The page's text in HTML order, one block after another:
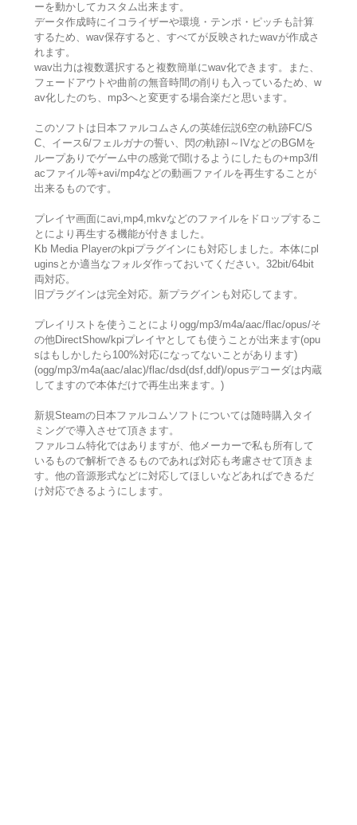
ーを動かしてカスタム出来ます。
データ作成時にイコライザーや環境・テンポ・ピッチも計算
するため、wav保存すると、すべてが反映されたwavが作成さ
れます。
wav出力は複数選択すると複数簡単にwav化できます。また、
フェードアウトや曲前の無音時間の削りも入っているため、w
av化したのち、mp3へと変更する場合楽だと思います。
このソフトは日本ファルコムさんの英雄伝説6空の軌跡FC/S
C、イース6/フェルガナの誓い、閃の軌跡I～IVなどのBGMを
ループありでゲーム中の感覚で聞けるようにしたもの+mp3/fl
acファイル等+avi/mp4などの動画ファイルを再生することが
出来るものです。
プレイヤ画面にavi,mp4,mkvなどのファイルをドロップするこ
とにより再生する機能が付きました。
Kb Media Playerのkpiプラグインにも対応しました。本体にpl
uginsとか適当なフォルダ作っておいてください。32bit/64bit
両対応。
旧プラグインは完全対応。新プラグインも対応してます。
プレイリストを使うことによりogg/mp3/m4a/aac/flac/opus/そ
の他DirectShow/kpiプレイヤとしても使うことが出来ます(opu
sはもしかしたら100%対応になってないことがあります)
(ogg/mp3/m4a(aac/alac)/flac/dsd(dsf,ddf)/opusデコーダは内蔵
してますので本体だけで再生出来ます。)
新規Steamの日本ファルコムソフトについては随時購入タイ
ミングで導入させて頂きます。
ファルコム特化ではありますが、他メーカーで私も所有して
いるもので解析できるものであれば対応も考慮させて頂きま
す。他の音源形式などに対応してほしいなどあればできるだ
け対応できるようにします。